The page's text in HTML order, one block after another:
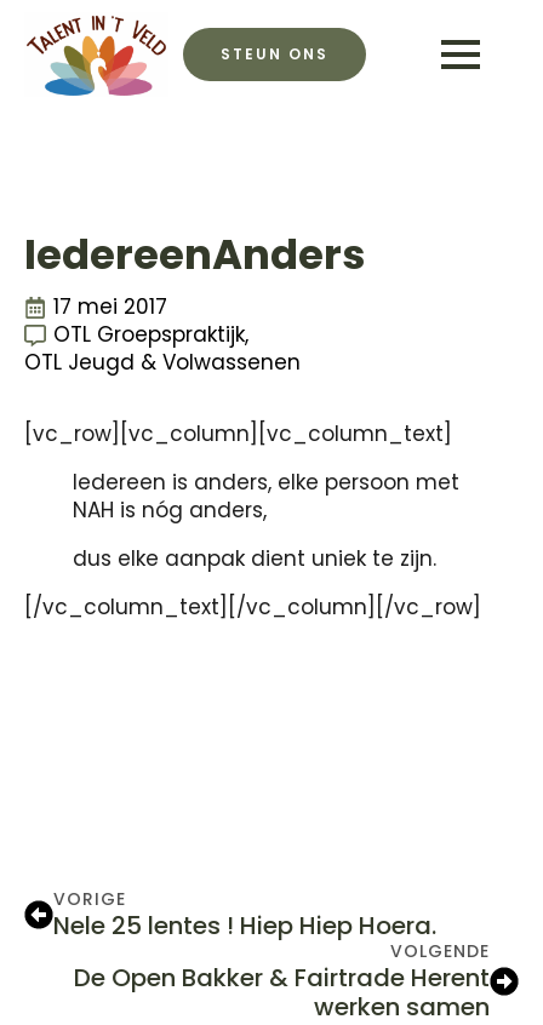
STEUN ONS
IedereenAnders
17 mei 2017
OTL Groepspraktijk
OTL Jeugd & Volwassenen
[vc_row][vc_column][vc_column_text]
Iedereen is anders, elke persoon met
NAH is nóg anders,
dus elke aanpak dient uniek te zijn.
[/vc_column_text][/vc_column][/vc_row]
VORIGE
Nele 25 lentes ! Hiep Hiep Hoera.
VOLGENDE
De Open Bakker & Fairtrade Herent
werken samen